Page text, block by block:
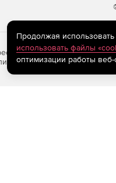
store.softline.ru
сведений, относящихся
Продолжая
использовать файлы
оптимизации работы веб-